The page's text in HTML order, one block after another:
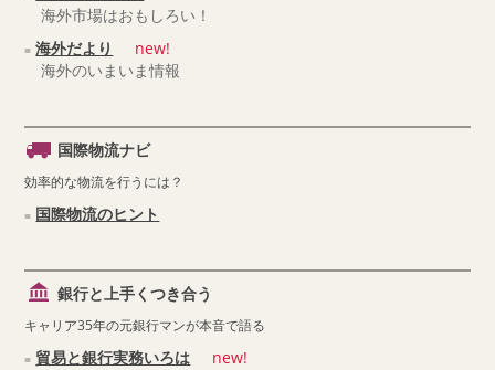
海外市場はおもしろい！
海外だより
new!
海外のいまいま情報
国際物流ナビ
効率的な物流を行うには？
国際物流のヒント
銀行と上手くつき合う
キャリア35年の元銀行マンが本音で語る
貿易と銀行実務いろは new!